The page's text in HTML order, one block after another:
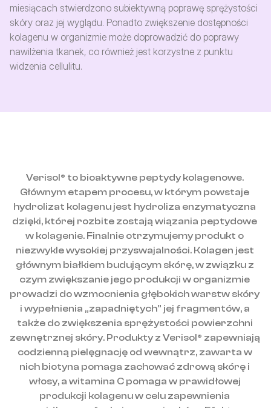
miesiącach stwierdzono subiektywną poprawę sprężystości
skóry oraz jej wyglądu. Ponadto zwiększenie dostępności
kolagenu w organizmie może doprowadzić do poprawy
nawilżenia tkanek, co również jest korzystne z punktu
widzenia cellulitu.
Verisol® to bioaktywne peptydy kolagenowe.
Głównym etapem procesu, w którym powstaje
hydrolizat kolagenu jest hydroliza enzymatyczna
dzięki, której rozbite zostają wiązania peptydowe
w kolagenie. Finalnie otrzymujemy produkt o
niezwykle wysokiej przyswajalności. Kolagen jest
głównym białkiem budującym skórę, w związku z
czym zwiększanie jego produkcji w organizmie
prowadzi do wzmocnienia głębokich warstw skóry
i wypełnienia „zapadniętych” jej fragmentów, a
także do zwiększenia sprężystości powierzchni
zewnętrznej skóry. Produkty z Verisol® zapewniają
codzienną pielęgnację od wewnątrz, zawarta w
nich biotyna pomaga zachować zdrową skórę i
włosy, a witamina C pomaga w prawidłowej
produkcji kolagenu w celu zapewnienia